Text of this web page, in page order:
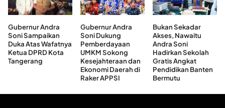
Gubernur Andra
Soni Sampaikan
Duka Atas Wafatnya
Ketua DPRD Kota
Tangerang
Gubernur Andra
Soni Dukung
Pemberdayaan
UMKM Sokong
Kesejahteraan dan
Ekonomi Daerah di
Raker APPSI
Bukan Sekadar
Akses, Nawaitu
Andra Soni
Hadirkan Sekolah
Gratis Angkat
Pendidikan Banten
Bermutu